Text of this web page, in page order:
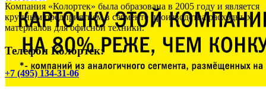
Компания «Колортек» была образована в 2005 году и является
крупным предприятием в сегменте производства расходных
материалов для офисной техники.
Телефон Колортек:
+7 (495) 134-31-06